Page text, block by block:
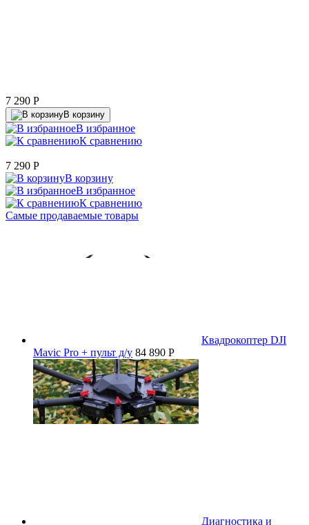
7 290 P
В корзину
В избранное
К сравнению
7 290 P
В корзину
В избранное
К сравнению
Самые продаваемые товары
Квадрокоптер DJI
Mavic Pro + пульт д/у 84 890 P
Диагностика и